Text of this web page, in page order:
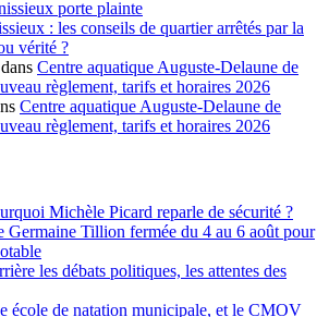
porte plainte
: les conseils de quartier arrêtés par la
vérité ?
dans Centre aquatique Auguste-Delaune de
règlement, tarifs et horaires 2026
Centre aquatique Auguste-Delaune de
règlement, tarifs et horaires 2026
Michèle Picard reparle de sécurité ?
Germaine Tillion fermée du 4 au 6 août pour
les débats politiques, les attentes des
école de natation municipale, et le CMOV